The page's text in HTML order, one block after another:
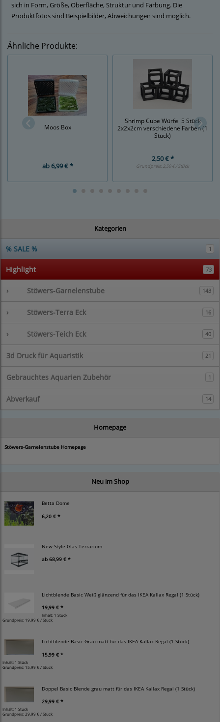
Kategorien
% SALE % 1
Highlight 73
› Stöwers-Garnelenstube 143
› Stöwers-Terra Eck 16
› Stöwers-Teich Eck 40
3d Druck für Aquaristik 21
Gebrauchtes Aquarien Zubehör 1
Abverkauf 14
Homepage
Stöwers-Garnelenstube Homepage
Neu im Shop
Betta Dome
6,20 € *
New Style Glas Terrarium
ab 68,99 € *
Lichtblende Basic Weiß glänzend für das IKEA Kallax Regal (1 Stück)
19,99 € *
Inhalt: 1 Stück
Grundpreis: 19,99 € / Stück
Lichtblende Basic Grau matt für das IKEA Kallax Regal (1 Stück)
15,99 € *
Inhalt: 1 Stück
Grundpreis: 15,99 € / Stück
Doppel Basic Blende grau matt für das IKEA Kallax Regal (1 Stück)
29,99 € *
Inhalt: 1 Stück
Grundpreis: 29,99 € / Stück
sich in Form, Größe, Oberfläche, Struktur und Färbung. Die
Produktfotos sind Beispielbilder, Abweichungen sind möglich.
Ähnliche Produkte:
Moos Box
ab6,99 € *
Shrimp Cube Würfel 5 Stück
2x2x2cm verschiedene Farben (1
Stück)
2,50 € *
Grundpreis:2,50 € / Stück